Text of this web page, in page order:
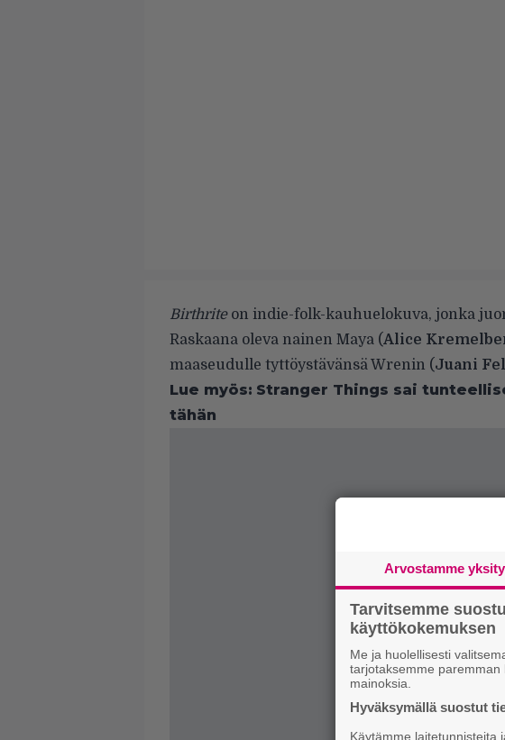
Birthriteon indie-folk-kauhuelokuva, jonka
Raskaana oleva nainen Maya (Alice
maaseudulle tyttöystävänsä Wrenin (Juani
Lue myös: Stranger Things sai
tähän
Arvostamme
Tarvitsemme
käyttökokemuksen
Me ja huolellisesti
tarjotaksemme
mainoksia.
Hyväksymällä suostut
Käytämme laitetunnisteita